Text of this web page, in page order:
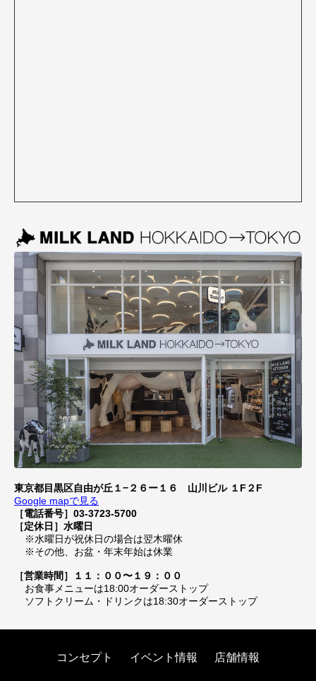
東京都目黒区自由が丘１−２６ー１６ 山川ビル １F２F
Google mapで見る
［電話番号］03-3723-5700
［定休日］水曜日
※水曜日が祝休日の場合は翌木曜休
※その他、お盆・年末年始は休業
［営業時間］１１：００〜１９：００
お食事メニューは18:00オーダーストップ
ソフトクリーム・ドリンクは18:30オーダーストップ
コンセプト イベント情報 店舗情報